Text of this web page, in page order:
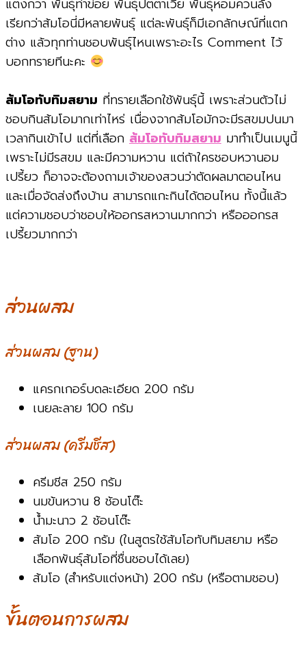
แตงกวา พันธุ์ท่าข่อย พันธุ์ปัตตาเวีย พันธุ์หอมควนลัง
เรียกว่าส้มโอนี่มีหลายพันธุ์ แต่ละพันธุ์ก็มีเอกลักษณ์ที่แตก
ต่าง แล้วทุกท่านชอบพันธุ์ไหนเพราะอะไร Comment ไว้
บอกทรายทีนะคะ
ส้มโอทับทิมสยาม ที่ทรายเลือกใช้พันธุ์นี้ เพราะส่วนตัวไม่
ชอบกินส้มโอมากเท่าไหร่ เนื่องจากส้มโอมักจะมีรสขมปนมา
เวลากินเข้าไป แต่ที่เลือก ส้มโอทับทิมสยาม มาทำเป็นเมนูนี้
เพราะไม่มีรสขม และมีความหวาน แต่ถ้าใครชอบหวานอม
เปรี้ยว ก็อาจจะต้องถามเจ้าของสวนว่าตัดผลมาตอนไหน
และเมื่อจัดส่งถึงบ้าน สามารถแกะกินได้ตอนไหน ทั้งนี้แล้ว
แต่ความชอบว่าชอบให้ออกรสหวานมากกว่า หรือออกรส
เปรี้ยวมากกว่า
ส่วนผสม
ส่วนผสม (ฐาน)
แครกเกอร์บดละเอียด 200 กรัม
เนยละลาย 100 กรัม
ส่วนผสม (ครีมชีส)
ครีมชีส 250 กรัม
นมข้นหวาน 8 ช้อนโต๊ะ
น้ำมะนาว 2 ช้อนโต๊ะ
ส้มโอ 200 กรัม (ในสูตรใช้ส้มโอทับทิมสยาม หรือ
เลือกพันธุ์ส้มโอที่ชื่นชอบได้เลย)
ส้มโอ (สำหรับแต่งหน้า) 200 กรัม (หรือตามชอบ)
ขั้นตอนการผสม